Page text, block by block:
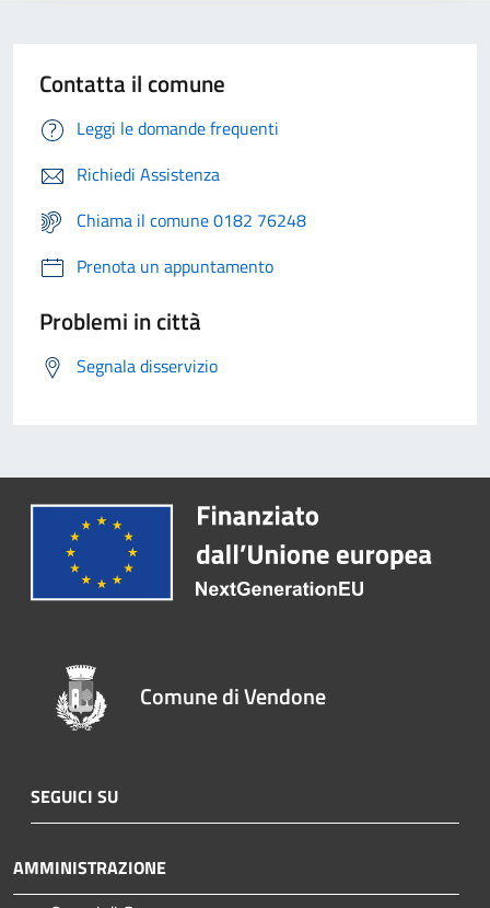
Contatta il comune
Leggi le domande frequenti
Richiedi Assistenza
Chiama il comune 0182 76248
Prenota un appuntamento
Problemi in città
Segnala disservizio
Comune di Vendone
SEGUICI SU
AMMINISTRAZIONE